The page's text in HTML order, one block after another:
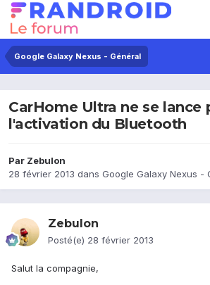
Google Galaxy Nexus - Général
CarHome Ultra ne se lance
l'activation du Bluetooth
Par Zebulon
28 février 2013 dans Google Galaxy Nexus -
Zebulon
Posté(e) 28 février 2013
Salut la compagnie,